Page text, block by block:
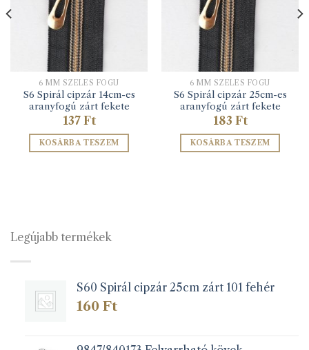
6 MM SZÉLES FOGÚ
S6 Spirál cipzár 14cm-es
aranyfogú zárt fekete
137 Ft
KOSÁRBA TESZEM
6 MM SZÉLES FOGÚ
S6 Spirál cipzár 25cm-es
aranyfogú zárt fekete
183 Ft
KOSÁRBA TESZEM
Legújabb termékek
S60 Spirál cipzár 25cm zárt 101 fehér
160 Ft